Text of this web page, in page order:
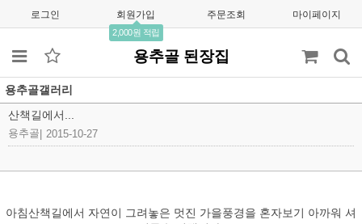
로그인 회원가입
2,000원 적립
주문조회 마이페이지
용추골 된장집
용추골갤러리
산책길에서...
용추골 2015-10-27
아침산책길에서 자연이 그려놓은 멋진 가을풍경을 혼자보기 아까워 셔